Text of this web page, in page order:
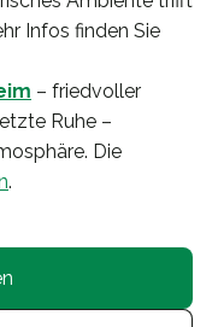
Infos finden Sie
– friedvoller
Ruhe –
Die
.